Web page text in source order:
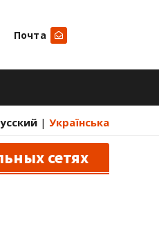
Почта
| Українська
сетях